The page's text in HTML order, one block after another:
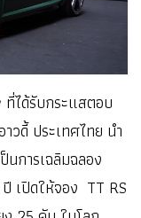
ที่ได้รับกระแสตอบ
วดี้ ประเทศไทย นำ
การเฉลิมฉลอง
เปิดให้จอง TT RS